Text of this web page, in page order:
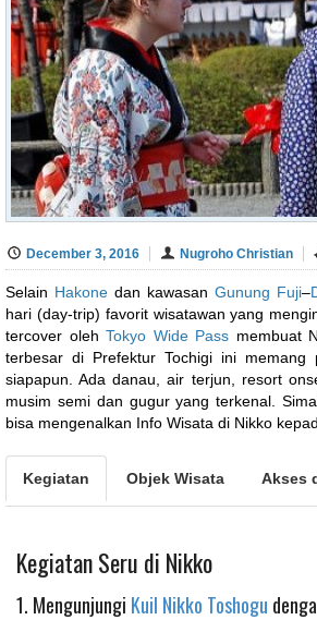
December 3, 2016 Nugroho Christian
Selain Hakone dan kawasanGunung Fuji–
hari (day-trip) favorit wisatawan yang
tercover oleh Tokyo Wide Pass membuat
terbesar di Prefektur Tochigi ini
siapapun. Ada danau, air terjun, resort
musim semi dan gugur yang terkenal.
bisa mengenalkan Info Wisata di Nikko
Kegiatan Objek Wisata Akses
Kegiatan Seru di Nikko
1. Mengunjungi Kuil Nikko Toshogu